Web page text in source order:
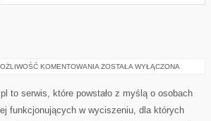
KOMENTOWANIA FITNESS
ZOSTAŁA WYŁĄCZONA
to serwis, które powstało z myślą o osobach
funkcjonujących w wyciszeniu, dla których